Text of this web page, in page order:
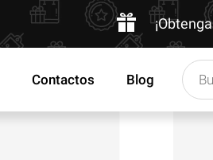
Contactos Blog